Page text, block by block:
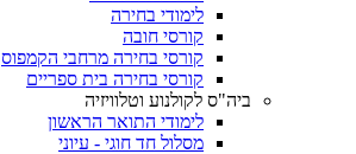
לימודי בחירה
קורסי חובה
קורסי בחירה מרחבי הקמפוס
קורסי בחירה בית ספריים
ביה"ס לקולנוע וטלוויזיה
לימודי התואר הראשון
מסלול חד חוגי - עיוני